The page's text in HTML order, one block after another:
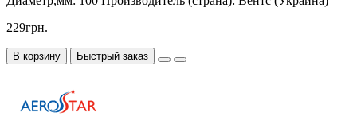
229грн.
В корзину Быстрый заказ